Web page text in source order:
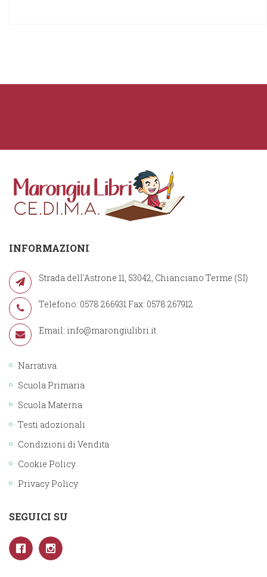
INFORMAZIONI
Strada dell'Astrone 11, 53042, Chianciano Terme (SI)
Telefono: 0578 266931 Fax: 0578 267912
Email: info@marongiulibri.it
Narrativa
Scuola Primaria
Scuola Materna
Testi adozionali
Condizioni di Vendita
Cookie Policy
Privacy Policy
SEGUICI SU